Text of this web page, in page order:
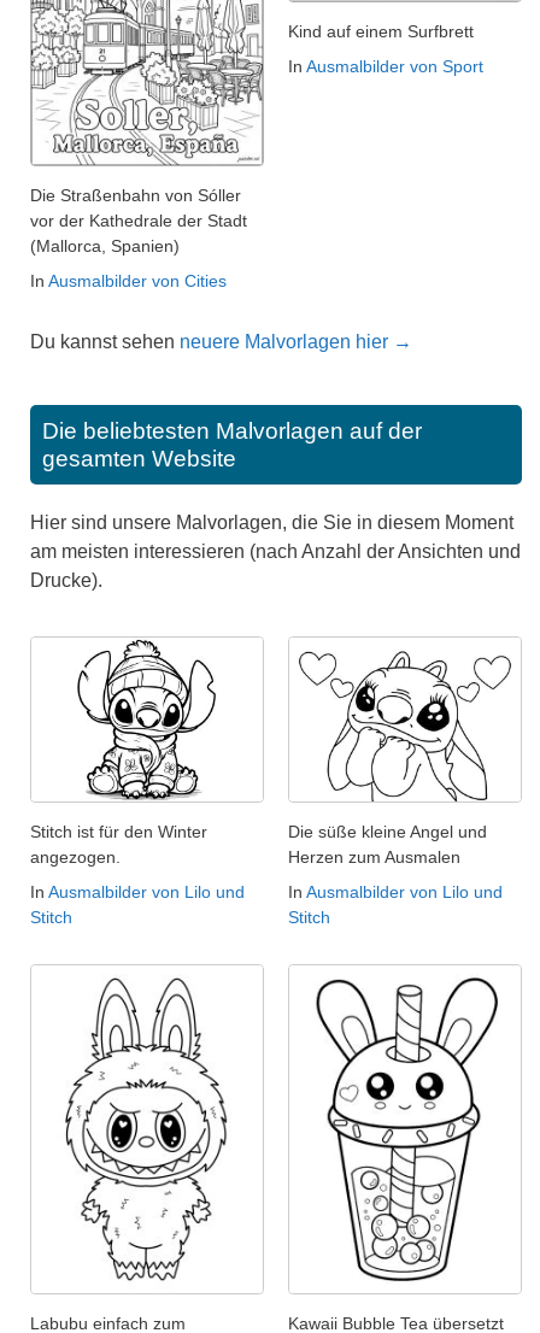
Die Straßenbahn von Sóller
vor der Kathedrale der Stadt
(Mallorca, Spanien)
In Ausmalbilder von Cities
Kind auf einem Surfbrett
In Ausmalbilder von Sport
Du kannst sehen neuere Malvorlagen hier →
Die beliebtesten Malvorlagen auf der
gesamten Website
Hier sind unsere Malvorlagen, die Sie in diesem Moment
am meisten interessieren (nach Anzahl der Ansichten und
Drucke).
Stitch ist für den Winter
angezogen.
In Ausmalbilder von Lilo und
Stitch
Die süße kleine Angel und
Herzen zum Ausmalen
In Ausmalbilder von Lilo und
Stitch
Labubu einfach zum Kawaii Bubble Tea übersetzt